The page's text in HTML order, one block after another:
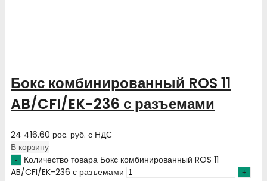
Бокс комбинированный ROS 11
AB/CFI/EK-236 с разъемами
24 416.60 рос. руб. с НДС
В корзину
Количество товара Бокс комбинированный ROS 11
AB/CFI/EK-236 с разъемами